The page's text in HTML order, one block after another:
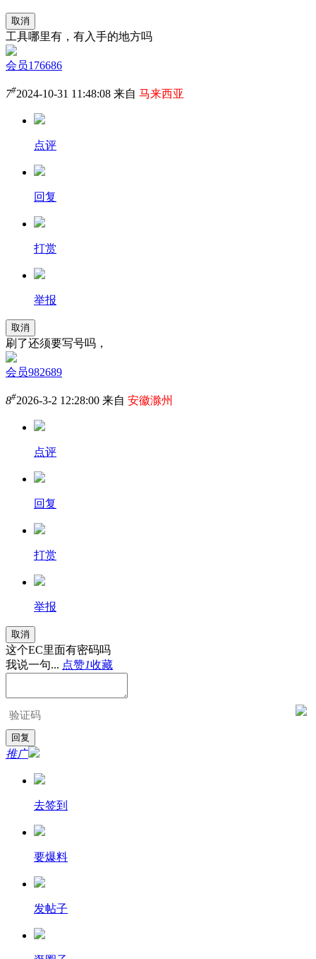
取消
工具哪里有，有入手的地方吗
会员176686
7#2024-10-31 11:48:08 来自 马来西亚
点评
回复
打赏
举报
取消
刷了还须要写号吗，
会员982689
8#2026-3-2 12:28:00 来自 安徽滁州
点评
回复
打赏
举报
取消
这个EC里面有密码吗
我说一句... 点赞1收藏
推广
去签到
要爆料
发帖子